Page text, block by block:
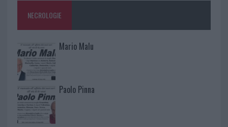
NECROLOGIE
Mario Malu
Paolo Pinna